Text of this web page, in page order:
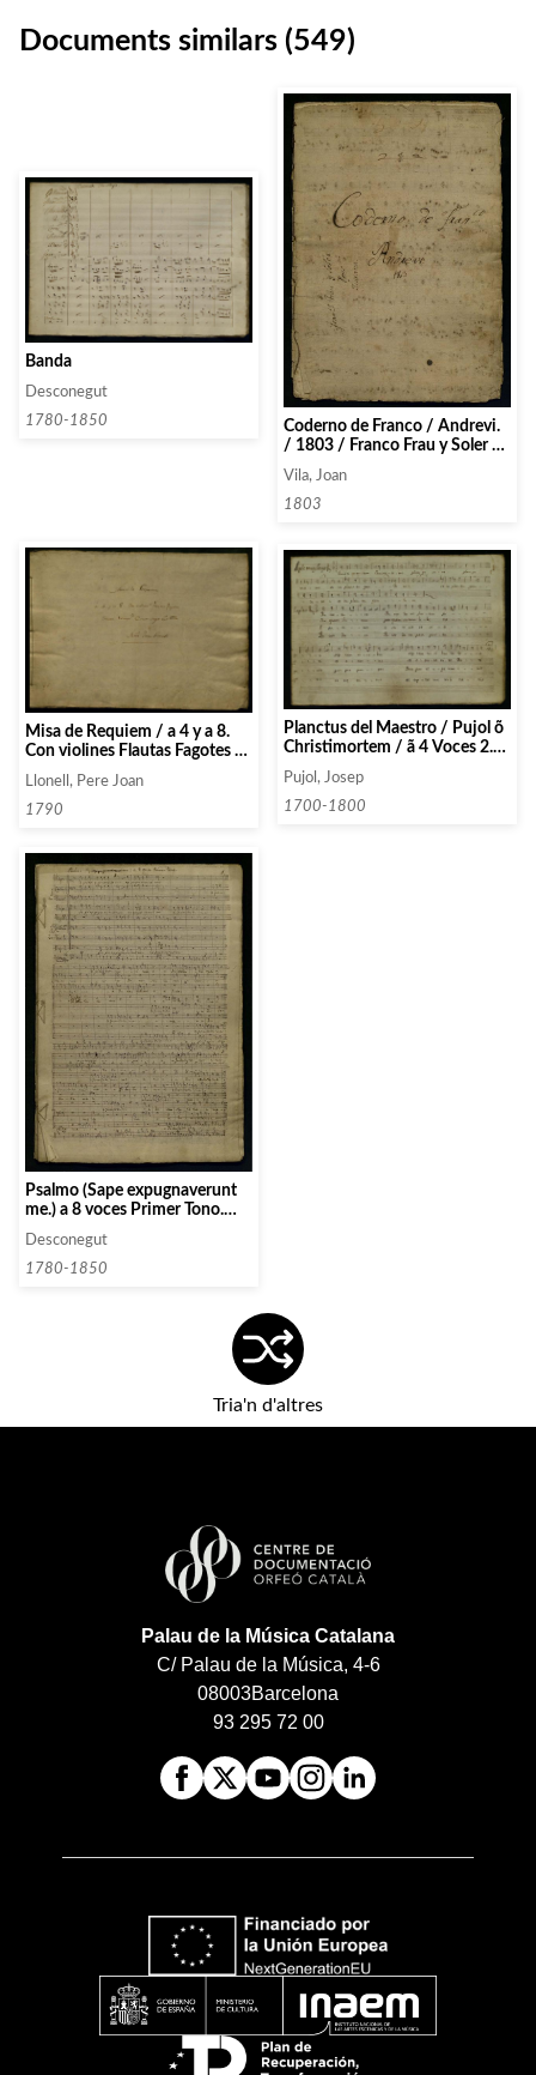
Documents similars (549)
Banda
Desconegut
1780-1850
Coderno de Franco / Andrevi.
/ 1803 / Franco Frau y Soler /
Pons / Fiurana
Vila, Joan
1803
Misa de Requiem / a 4 y a 8.
Con violines Flautas Fagotes /
año 1790 / Mtro Juan Llonell
Llonell, Pere Joan
1790
Planctus del Maestro / Pujol õ
Christimortem / ã 4 Voces 2.
flautas y / Acomptto i Pangue
Lingua por el Jueves Santo en
la Procesion de poner
Pujol, Josep
1700-1800
Psalmo (Sape expugnaverunt
me.) a 8 voces Primer Tono.
exaltatum ets.)2o tono a 8
voces.
Desconegut
1780-1850
Tria'n d'altres
Palau de la Música Catalana
C/ Palau de la Música, 4-6
08003Barcelona
93 295 72 00